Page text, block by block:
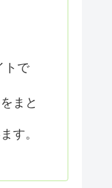
トで
まと
す。